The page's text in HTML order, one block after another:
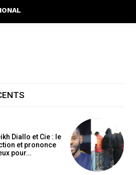
Diallo et Cie : le
et prononce
pour…